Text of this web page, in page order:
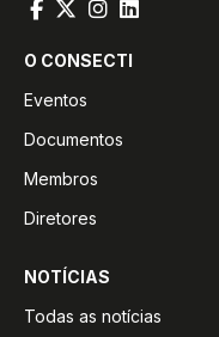
O CONSECTI
Eventos
Documentos
Membros
Diretores
NOTÍCIAS
Todas as notícias